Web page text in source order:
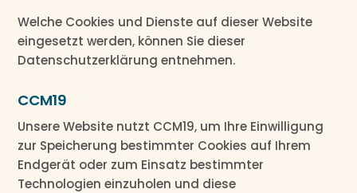
Welche Cookies und Dienste auf dieser Website
eingesetzt werden, können Sie dieser
Datenschutzerklärung entnehmen.
CCM19
Unsere Website nutzt CCM19, um Ihre Einwilligung
zur Speicherung bestimmter Cookies auf Ihrem
Endgerät oder zum Einsatz bestimmter
Technologien einzuholen und diese